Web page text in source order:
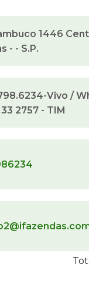
1446
- - S.P.
Vivo /
2757 - TIM